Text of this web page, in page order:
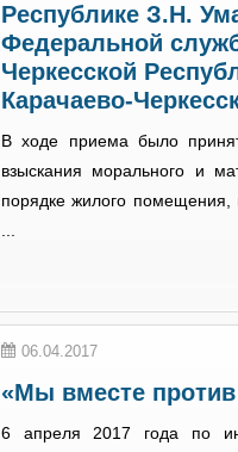
Республике З.Н.
Федеральной
Черкесской
Карачаево-
В ходе приема было
взыскания морального и
порядке жилого помещения,
06.04.2017
«Мы вместе против
6 апреля 2017 года по